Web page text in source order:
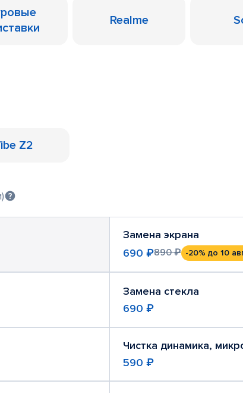
Realme
Z2
Замена экрана
690 ₽890 ₽ -20% до 10
Замена стекла
690 ₽
Чистка динамика,
590 ₽